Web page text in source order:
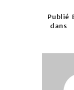
Publié
dans